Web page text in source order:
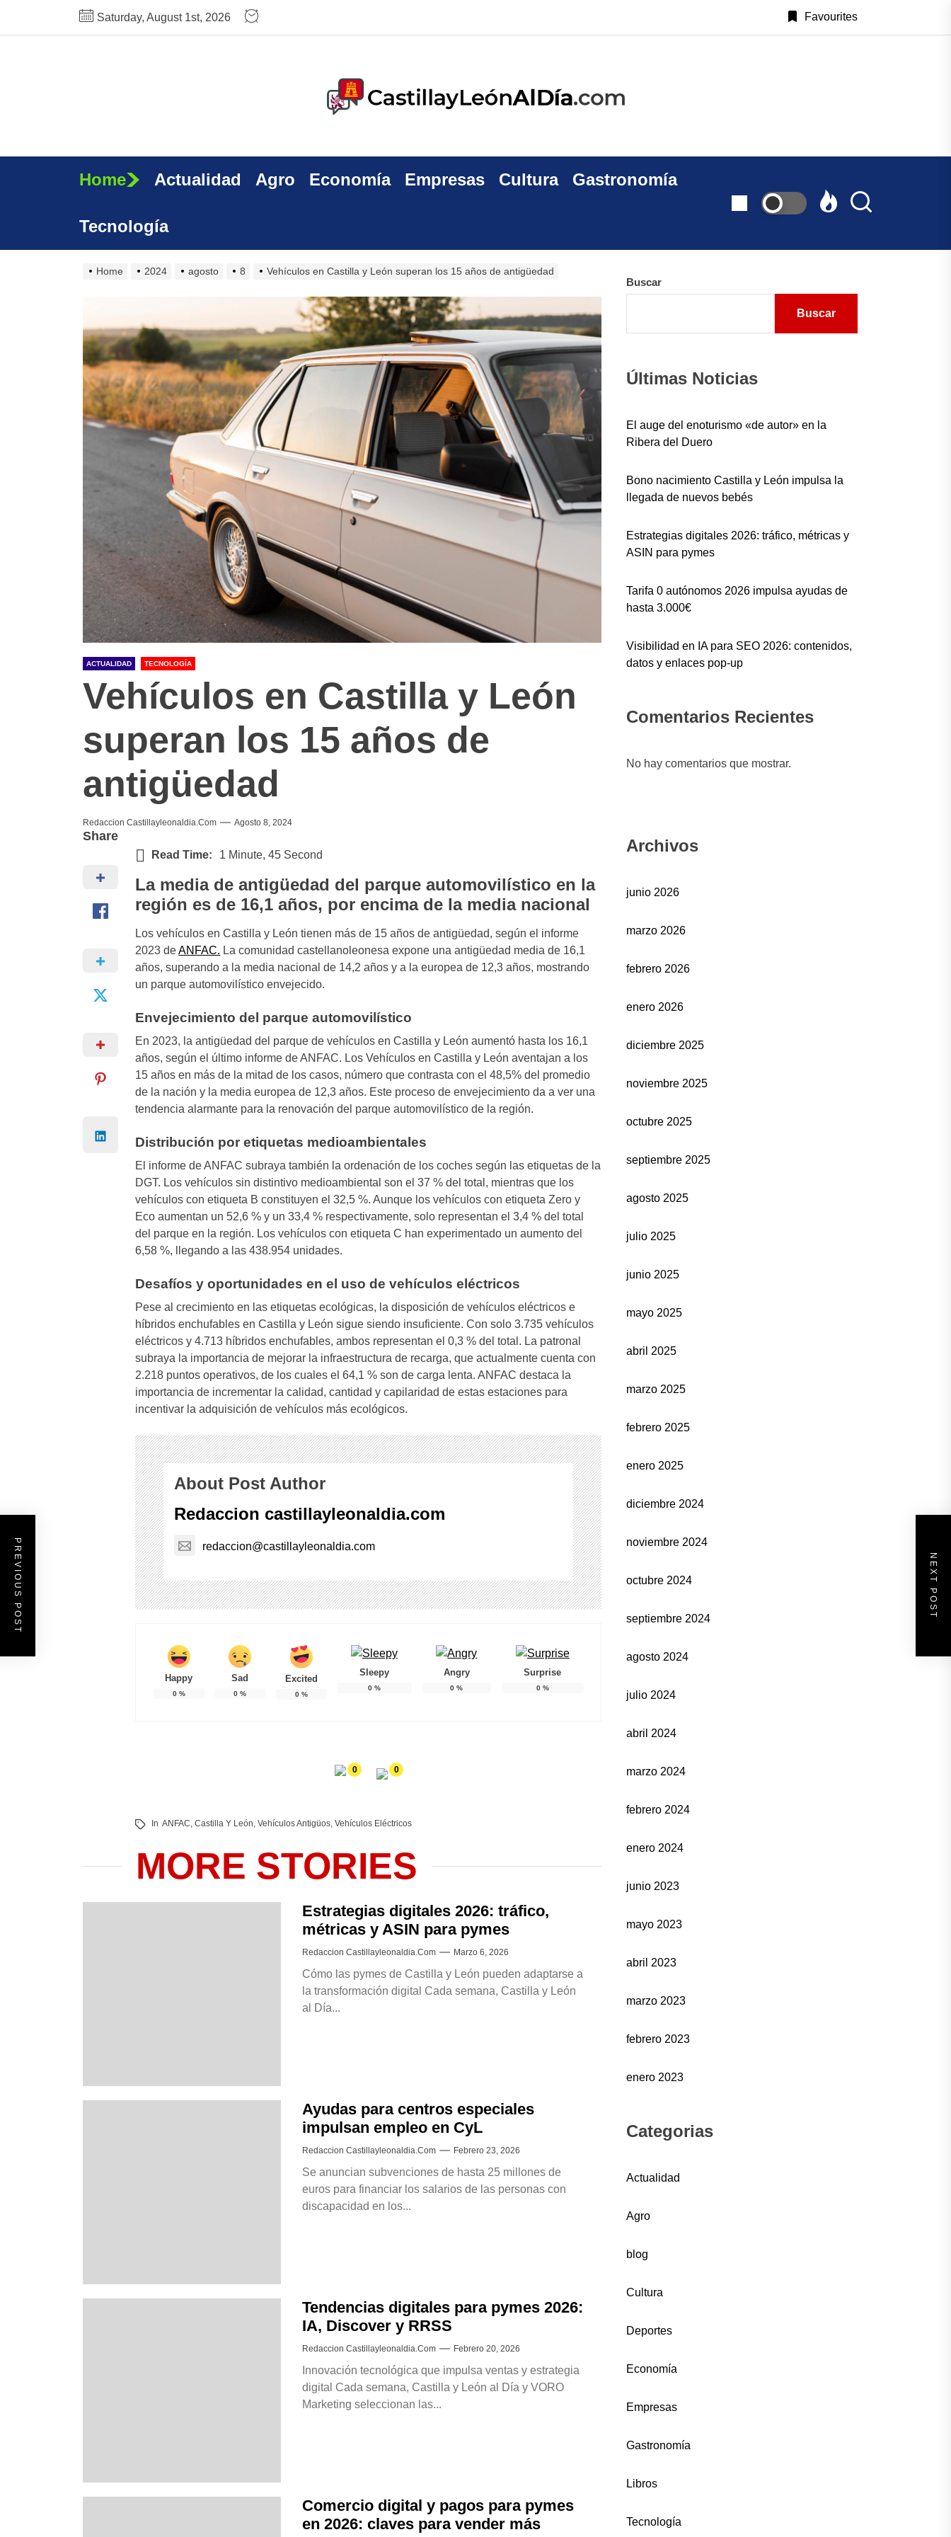
Saturday, August 1st, 2026 Favourites
Home Actualidad Agro Economía Empresas Cultura Gastronomía
Tecnología
Home 2024 agosto 8 Vehículos en Castilla y León superan los 15 años de antigüedad
ACTUALIDAD TECNOLOGÍA
Vehículos en Castilla y León
superan los 15 años de
antigüedad
Redaccion Castillayleonaldia.com Agosto 8, 2024
Share
Read Time: 1 Minute, 45 Second
La media de antigüedad del parque automovilístico en la
región es de 16,1 años, por encima de la media nacional
Los vehículos en Castilla y León tienen más de 15 años de antigüedad, según el informe
2023 deANFAC. La comunidad castellanoleonesa expone una antigüedad media de 16,1
años, superando a la media nacional de 14,2 años y a la europea de 12,3 años, mostrando
un parque automovilístico envejecido.
Envejecimiento del parque automovilístico
En 2023, la antigüedad del parque de vehículos en Castilla y León aumentó hasta los 16,1
años, según el último informe de ANFAC. Los Vehículos en Castilla y León aventajan a los
15 años en más de la mitad de los casos, número que contrasta con el 48,5% del promedio
de la nación y la media europea de 12,3 años. Este proceso de envejecimiento da a ver una
tendencia alarmante para la renovación del parque automovilístico de la región.
Distribución por etiquetas medioambientales
El informe de ANFAC subraya también la ordenación de los coches según las etiquetas de la
DGT. Los vehículos sin distintivo medioambiental son el 37 % del total, mientras que los
vehículos con etiqueta B constituyen el 32,5 %. Aunque los vehículos con etiqueta Zero y
Eco aumentan un 52,6 % y un 33,4 % respectivamente, solo representan el 3,4 % del total
del parque en la región. Los vehículos con etiqueta C han experimentado un aumento del
6,58 %, llegando a las 438.954 unidades.
Desafíos y oportunidades en el uso de vehículos eléctricos
Pese al crecimiento en las etiquetas ecológicas, la disposición de vehículos eléctricos e
híbridos enchufables en Castilla y León sigue siendo insuficiente. Con solo 3.735 vehículos
eléctricos y 4.713 híbridos enchufables, ambos representan el 0,3 % del total. La patronal
subraya la importancia de mejorar la infraestructura de recarga, que actualmente cuenta con
2.218 puntos operativos, de los cuales el 64,1 % son de carga lenta. ANFAC destaca la
importancia de incrementar la calidad, cantidad y capilaridad de estas estaciones para
incentivar la adquisición de vehículos más ecológicos.
About Post Author
Redaccion castillayleonaldia.com
redaccion@castillayleonaldia.com
Happy
0%
Sad
0 %
Excited
0%
Sleepy
0 %
Angry
0 %
Surprise
0%
0 0
In ANFAC,Castilla Y León,Vehículos Antigüos,Vehículos Eléctricos
PREVIOUS POST NEXT POST
MORE STORIES
Estrategias digitales 2026: tráfico,
métricas y ASIN para pymes
Redaccion Castillayleonaldia.com Marzo 6, 2026
Cómo las pymes de Castilla y León pueden adaptarse a
la transformación digital Cada semana, Castilla y León
al Día...
Ayudas para centros especiales
impulsan empleo en CyL
Redaccion Castillayleonaldia.com Febrero 23, 2026
Se anuncian subvenciones de hasta 25 millones de
euros para financiar los salarios de las personas con
discapacidad en los...
Tendencias digitales para pymes 2026:
IA, Discover y RRSS
Redaccion Castillayleonaldia.com Febrero 20, 2026
Innovación tecnológica que impulsa ventas y estrategia
digital Cada semana, Castilla y León al Día y VORO
Marketing seleccionan las...
Comercio digital y pagos para pymes
en 2026: claves para vender más
Buscar
Buscar
Últimas Noticias
El auge del enoturismo «de autor» en la
Ribera del Duero
Bono nacimiento Castilla y León impulsa la
llegada de nuevos bebés
Estrategias digitales 2026: tráfico, métricas y
ASIN para pymes
Tarifa 0 autónomos 2026 impulsa ayudas de
hasta 3.000€
Visibilidad en IA para SEO 2026: contenidos,
datos y enlaces pop-up
Comentarios Recientes
No hay comentarios que mostrar.
Archivos
junio 2026
marzo 2026
febrero 2026
enero 2026
diciembre 2025
noviembre 2025
octubre 2025
septiembre 2025
agosto 2025
julio 2025
junio 2025
mayo 2025
abril 2025
marzo 2025
febrero 2025
enero 2025
diciembre 2024
noviembre 2024
octubre 2024
septiembre 2024
agosto 2024
julio 2024
abril 2024
marzo 2024
febrero 2024
enero 2024
junio 2023
mayo 2023
abril 2023
marzo 2023
febrero 2023
enero 2023
Categorias
Actualidad
Agro
blog
Cultura
Deportes
Economía
Empresas
Gastronomía
Libros
Tecnología